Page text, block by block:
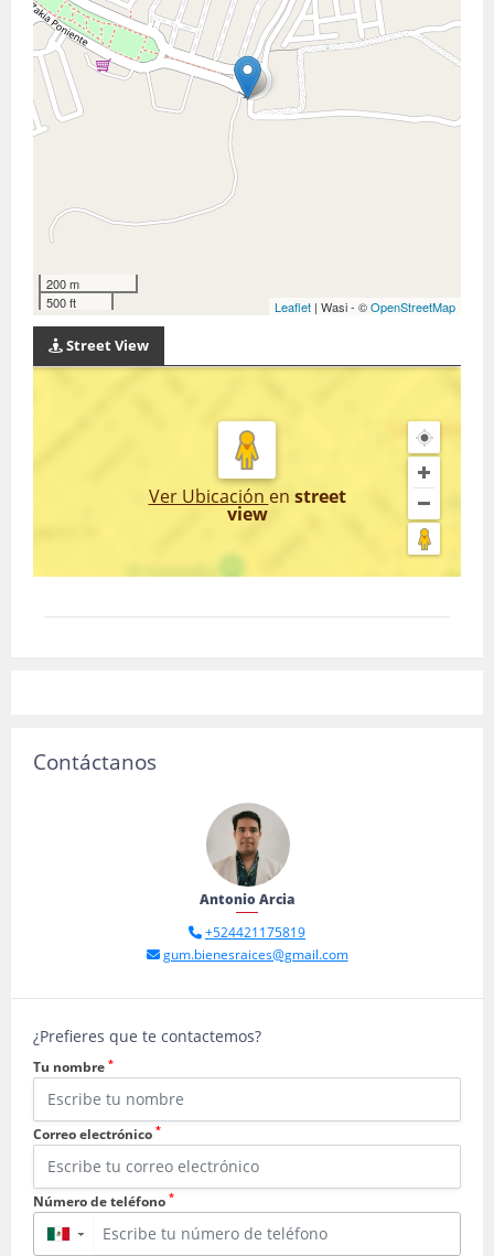
200 m
500 ft
Leaflet | Wasi - ©OpenStreetMap
Street View
Ver Ubicación en street
view
Contáctanos
Antonio Arcia
+524421175819
gum.bienesraices@gmail.com
¿Prefieres que te contactemos?
Tu nombre *
Correo electrónico *
Número de teléfono *
▼